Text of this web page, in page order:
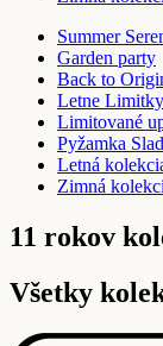
Summer
Garden party
Back to
Letne Limitky
Limitované
Pyžamka
Letná
Zimná
11 rokov
Všetky